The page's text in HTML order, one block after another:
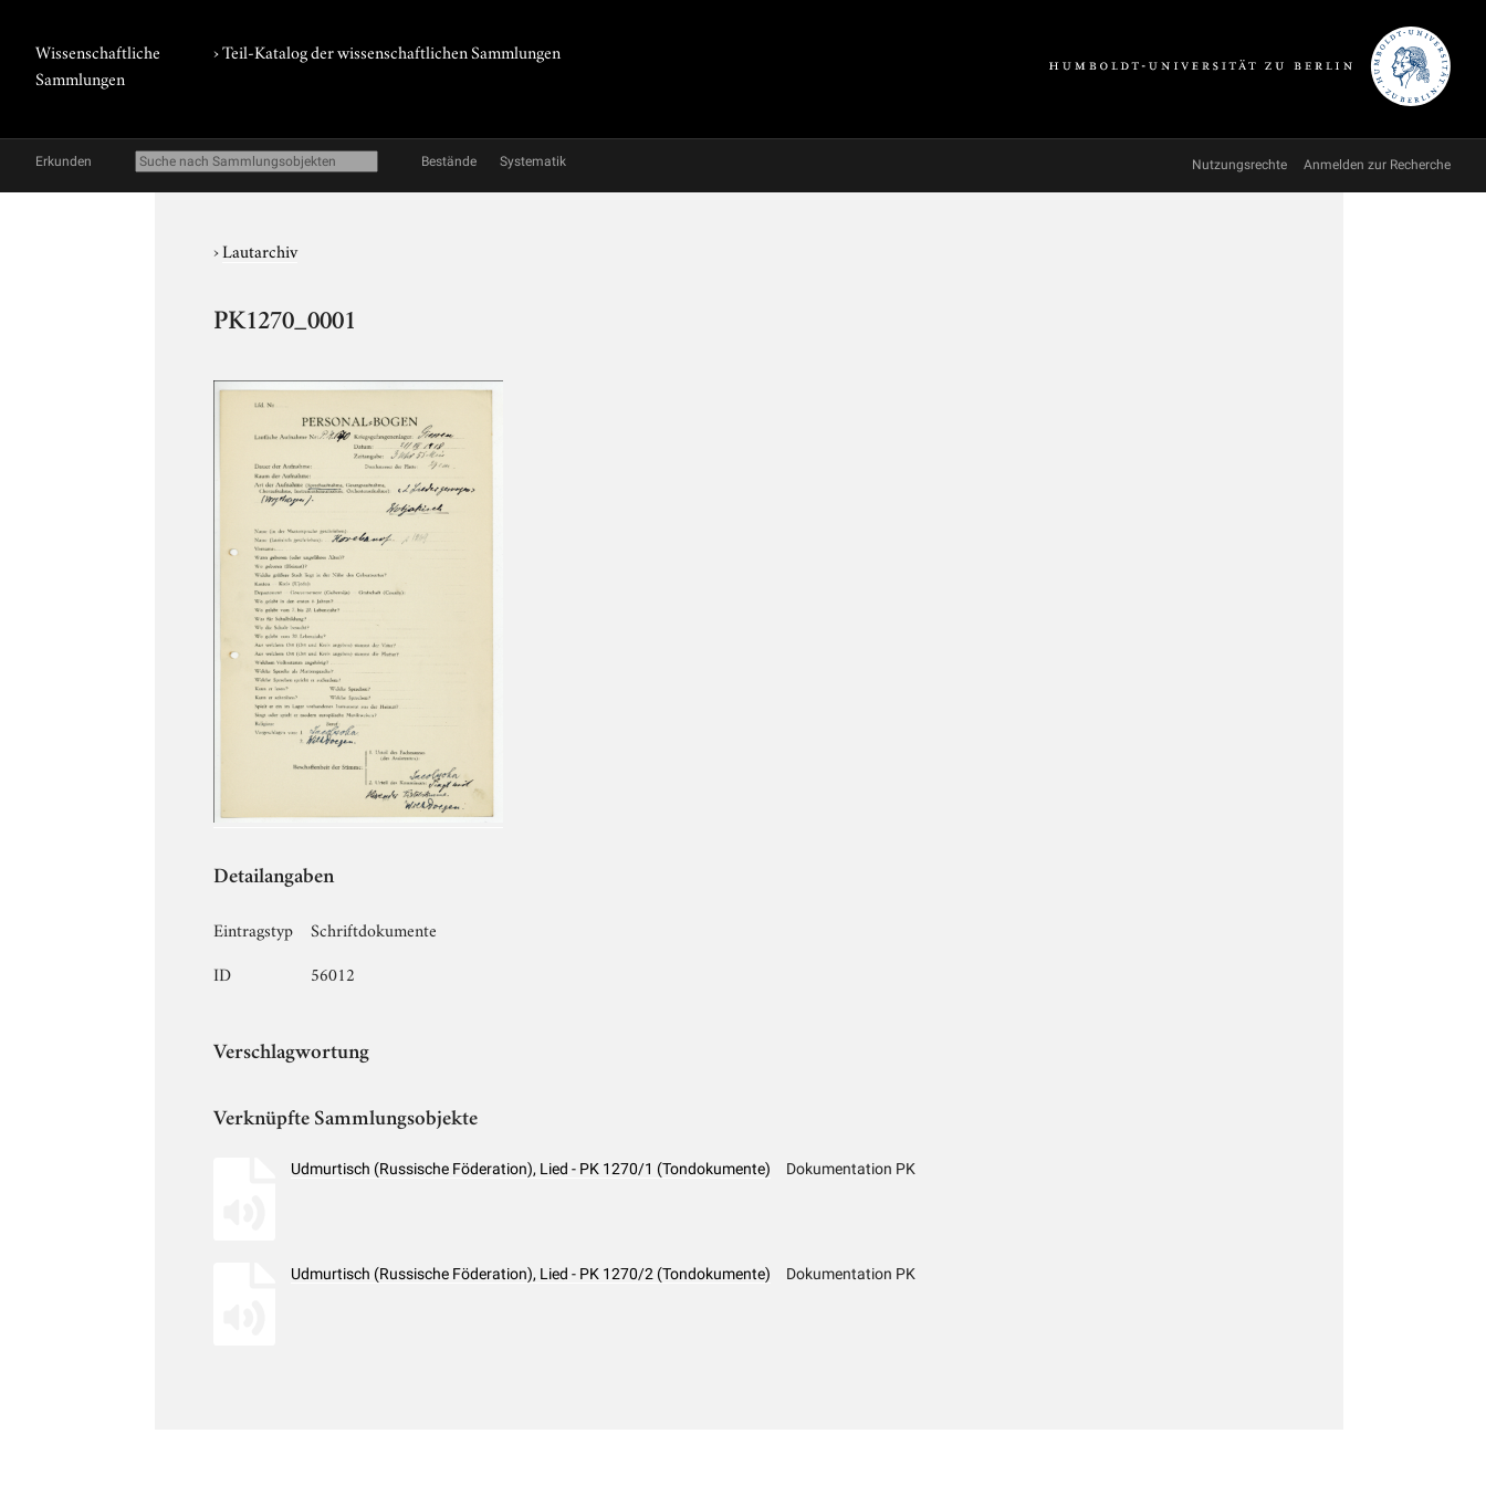
Wissenschaftliche
Sammlungen
› Teil-Katalog der wissenschaftlichen Sammlungen
Erkunden Bestände Systematik Nutzungsrechte Anmelden zur Recherche
›Lautarchiv
PK1270_0001
Detailangaben
Eintragstyp
Schriftdokumente
ID
56012
Verschlagwortung
Verknüpfte Sammlungsobjekte
Udmurtisch (Russische Föderation), Lied - PK 1270/1 (Tondokumente) Dokumentation PK
Udmurtisch (Russische Föderation), Lied - PK 1270/2 (Tondokumente) Dokumentation PK